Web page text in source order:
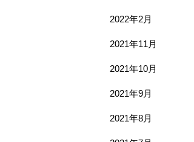
2022年2月
2021年11月
2021年10月
2021年9月
2021年8月